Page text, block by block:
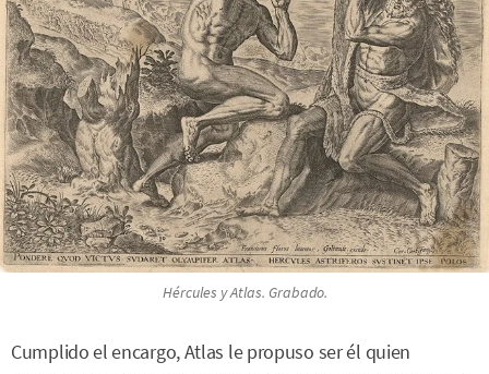
Hércules y Atlas. Grabado.
Cumplido el encargo, Atlas le propuso ser él quien